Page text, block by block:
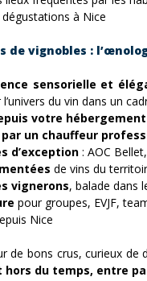
à Nice
vignobles :
sensorielle et
du vin dans un
votre hébergement
un chauffeur
d’exception : AOC
de vins du
vignerons, balade dans
pour groupes, EVJF,
Nice
de bons crus, curieux de
du temps, entre